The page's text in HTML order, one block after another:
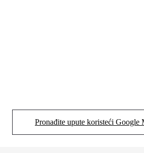
Pronađite upute koristeći Google
(Opens in